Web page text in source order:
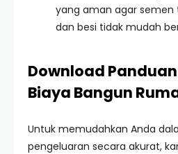
yang aman agar semen
dan besi tidak mudah
Download
Biaya Bangun
Untuk memudahkan Anda
pengeluaran secara akurat,